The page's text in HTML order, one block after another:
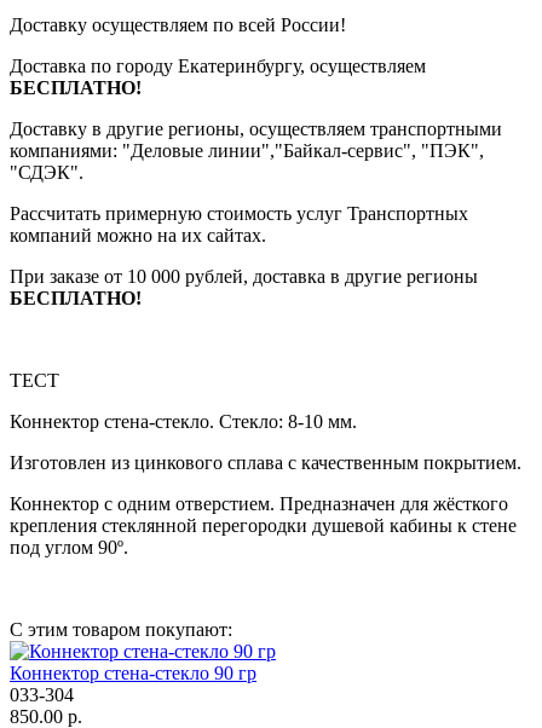
Доставку осуществляем по всей России!
Доставка по городу Екатеринбургу, осуществляем
БЕСПЛАТНО!
Доставку в другие регионы, осуществляем транспортными
компаниями: "Деловые линии","Байкал-сервис", "ПЭК",
"СДЭК".
Рассчитать примерную стоимость услуг Транспортных
компаний можно на их сайтах.
При заказе от 10 000 рублей, доставка в другие регионы
БЕСПЛАТНО!
ТЕСТ
Коннектор стена-стекло. Стекло: 8-10 мм.
Изготовлен из цинкового сплава с качественным покрытием.
Коннектор с одним отверстием. Предназначен для жёсткого
крепления стеклянной перегородки душевой кабины к стене
под углом 90º.
С этим товаром покупают:
Коннектор стена-стекло 90 гр
033-304
850.00 р.